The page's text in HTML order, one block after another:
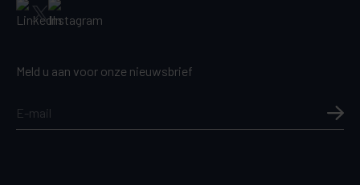
Meld u aan voor onze nieuwsbrief